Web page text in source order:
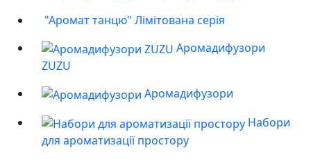
"Аромат танцю" Лімітована серія
Аромадифузори
ZUZU
Аромадифузори
Набори
для ароматизації простору